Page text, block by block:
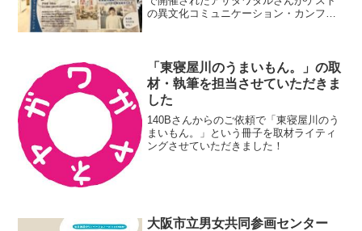
の異文化コミュニケーション・カンファ
「東寝屋川のうまいもん。」の取
材・執筆を担当させていただきま
した
140Bさんからのご依頼で「東寝屋川のう
まいもん。」という冊子を取材ライティ
ングさせていただきました！
大阪市立男女共同参画センター